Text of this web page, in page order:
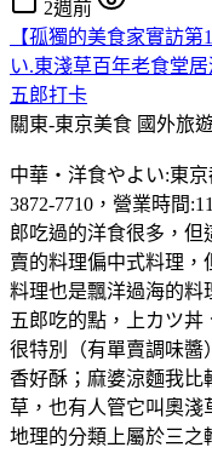
2週前
【孤獨的美食家實訪
い.東淺草百年老食堂
五郎打卡
關東-東京美食 國外旅
中華・洋食やよい:東
3872-7710，營業時間
郎吃過的洋食很多，但
賣的料理偏中式料理
料理也是飄洋過海的料
五郎吃的點，上カツ
很特別（有單賣調味醬
香好酥；麻婆涼麵我比
草，也有人管它叫奧淺
地理的分類上屬於三之